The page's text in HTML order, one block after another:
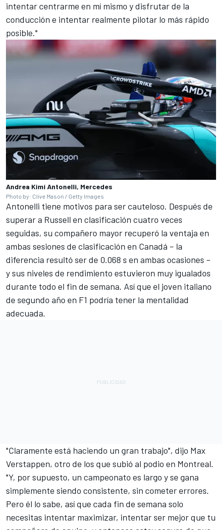
intentar centrarme en mí mismo y disfrutar de la
conducción e intentar realmente pilotar lo más rápido
posible."
Andrea Kimi Antonelli, Mercedes
Photo by: Clive Mason / Getty Images
Antonelli tiene motivos para ser cauteloso. Después de
superar a Russell en clasificación cuatro veces
seguidas, su compañero mayor recuperó la ventaja en
ambas sesiones de clasificación en Canadá – la
diferencia resultó ser de 0.068 s en ambas ocasiones –
y sus niveles de rendimiento estuvieron muy igualados
durante todo el fin de semana. Así que el joven italiano
de segundo año en F1 podría tener la mentalidad
adecuada.
"Claramente está haciendo un gran trabajo", dijo Max
Verstappen, otro de los que subió al podio en Montreal.
"Y, por supuesto, un campeonato es largo y se gana
simplemente siendo consistente, sin cometer errores.
Pero él lo sabe, así que cada fin de semana solo
necesitas intentar maximizar, intentar ser mejor que tu